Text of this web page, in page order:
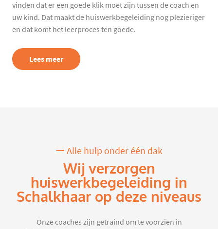
vinden dat er een goede klik moet zijn tussen de coach en
uw kind. Dat maakt de huiswerkbegeleiding nog plezieriger
en dat komt het leerproces ten goede.
Lees meer
Alle hulp onder één dak
Wij verzorgen
huiswerkbegeleiding in
Schalkhaar op deze niveaus
Onze coaches zijn getraind om te voorzien in